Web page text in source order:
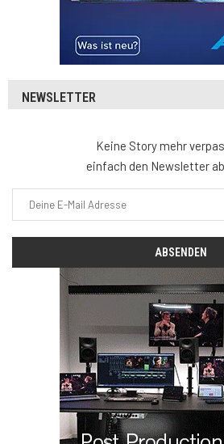
NEWSLETTER
Keine Story mehr
einfach den Newsletter